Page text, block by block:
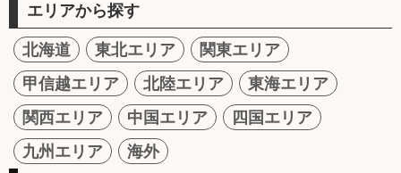
エリアから探す
北海道 東北エリア
関東エリア
甲信越エリア
北陸エリア
東海エリア
関西エリア
中国エリア
四国エリア
九州エリア
海外